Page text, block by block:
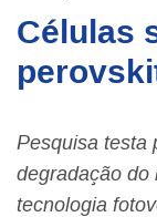
Células
Pesquisa testa
degradação do
tecnologia